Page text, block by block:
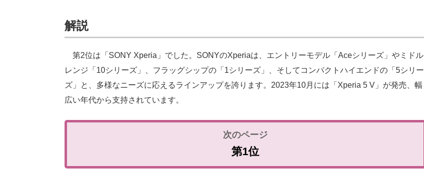
解説
第2位は「SONY Xperia」でした。SONYのXperiaは、エントリーモデル「Aceシリーズ」やミドル
レンジ「10シリーズ」、フラッグシップの「1シリーズ」、そしてコンパクトハイエンドの「5シリー
ズ」と、多様なニーズに応えるラインアップを誇ります。2023年10月には「Xperia 5 V」が発売、幅
広い年代から支持されています。
第1位